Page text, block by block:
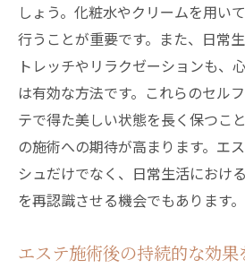
しょう。化粧水やクリームを用い
行うことが重要です。また、日常
トレッチやリラクゼーションも、
は有効な方法です。これらのセル
テで得た美しい状態を長く保つこ
の施術への期待が高まります。エ
シュだけでなく、日常生活におけ
を再認識させる機会でもあります。
エステ施術後の持続的な効